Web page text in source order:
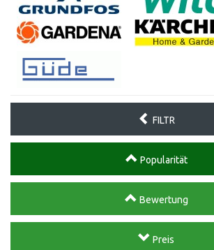
FILTR
Popularität
Bewertung
Preis